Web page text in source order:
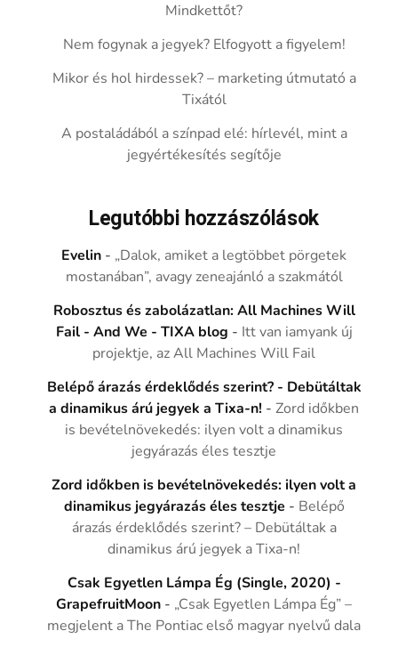
Mindkettőt?
Nem fogynak a jegyek? Elfogyott a figyelem!
Mikor és hol hirdessek? – marketing útmutató a
Tixától
A postaládából a színpad elé: hírlevél, mint a
jegyértékesítés segítője
Legutóbbi hozzászólások
Evelin - „Dalok, amiket a legtöbbet pörgetek
mostanában”, avagy zeneajánló a szakmától
Robosztus és zabolázatlan: All Machines Will
Fail - And We - TIXA blog - Itt van iamyank új
projektje, az All Machines Will Fail
Belépő árazás érdeklődés szerint? - Debütáltak
a dinamikus árú jegyek a Tixa-n! -Zord időkben
is bevételnövekedés: ilyen volt a dinamikus
jegyárazás éles tesztje
Zord időkben is bevételnövekedés: ilyen volt a
dinamikus jegyárazás éles tesztje - Belépő
árazás érdeklődés szerint? – Debütáltak a
dinamikus árú jegyek a Tixa-n!
Csak Egyetlen Lámpa Ég (Single, 2020) -
GrapefruitMoon - „Csak Egyetlen Lámpa Ég” –
megjelent a The Pontiac első magyar nyelvű dala